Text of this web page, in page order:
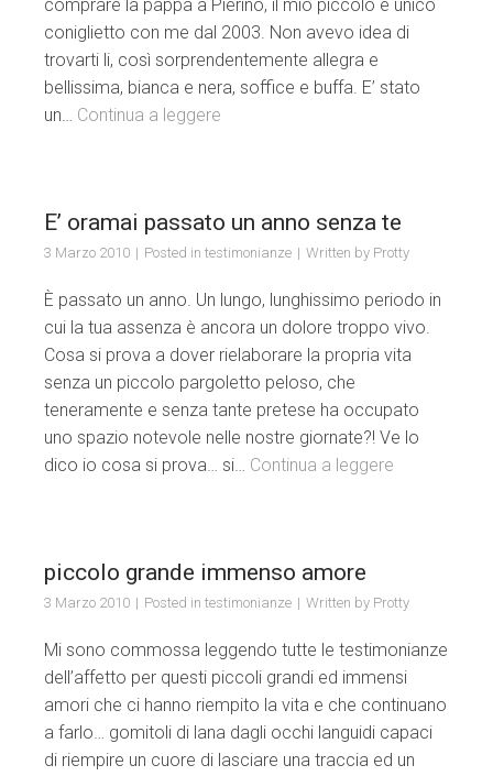
comprare la pappa a Pierino, il mio piccolo e unico
coniglietto con me dal 2003. Non avevo idea di
trovarti li, così sorprendentemente allegra e
bellissima, bianca e nera, soffice e buffa. E’ stato
un… Continua a leggere
E’ oramai passato un anno senza te
3 Marzo 2010 Posted in testimonianze Written by Protty
È passato un anno. Un lungo, lunghissimo periodo in
cui la tua assenza è ancora un dolore troppo vivo.
Cosa si prova a dover rielaborare la propria vita
senza un piccolo pargoletto peloso, che
teneramente e senza tante pretese ha occupato
uno spazio notevole nelle nostre giornate?! Ve lo
dico io cosa si prova… si… Continua a leggere
piccolo grande immenso amore
3 Marzo 2010 Posted in testimonianze Written by Protty
Mi sono commossa leggendo tutte le testimonianze
dell’affetto per questi piccoli grandi ed immensi
amori che ci hanno riempito la vita e che continuano
a farlo… gomitoli di lana dagli occhi languidi capaci
di riempire un cuore di lasciare una traccia ed un